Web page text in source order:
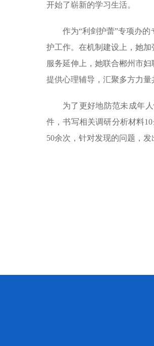
开始了崭新的学习生活。
作为“利剑护蕾”专项办
护工作。在机制建设上，她
服务延伸上，她联合郴州市
提供心理辅导，汇聚多方力量
为了更好地防范未成年
件，书写相关调研分析材料
50余次，针对发现的问题，